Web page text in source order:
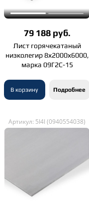
79 188 руб.
Лист горячекатаный
низколегир 8х2000х6000,
марка 09Г2С-15
В корзину Подробнее
Артикул: 5I4I (0940554038)